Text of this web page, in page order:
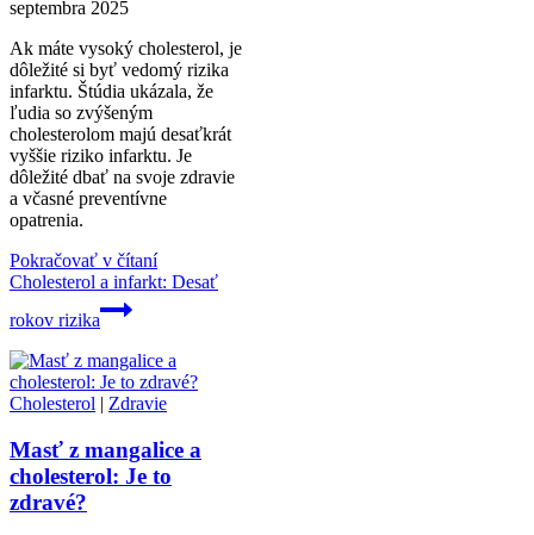
septembra 2025
Ak máte vysoký cholesterol, je
dôležité si byť vedomý rizika
infarktu. Štúdia ukázala, že
ľudia so zvýšeným
cholesterolom majú desaťkrát
vyššie riziko infarktu. Je
dôležité dbať na svoje zdravie
a včasné preventívne
opatrenia.
Pokračovať v čítaní
Cholesterol a infarkt: Desať
rokov rizika
Cholesterol | Zdravie
Masť z mangalice a
cholesterol: Je to
zdravé?